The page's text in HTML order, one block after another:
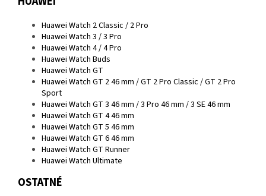
Huawei Watch 2 Classic / 2 Pro
Huawei Watch 3 / 3 Pro
Huawei Watch 4 / 4 Pro
Huawei Watch Buds
Huawei Watch GT
Huawei Watch GT 2 46 mm / GT 2 Pro Classic / GT 2 Pro
Sport
Huawei Watch GT 3 46 mm / 3 Pro 46 mm / 3 SE 46 mm
Huawei Watch GT 4 46 mm
Huawei Watch GT 5 46 mm
Huawei Watch GT 6 46 mm
Huawei Watch GT Runner
Huawei Watch Ultimate
OSTATNÉ